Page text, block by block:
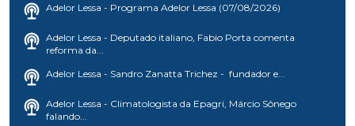
Adelor Lessa - Programa Adelor Lessa (07/08/2026)
Adelor Lessa - Deputado italiano, Fabio Porta comenta
reforma da...
Adelor Lessa - Sandro Zanatta Trichez - fundador e...
Adelor Lessa - Climatologista da Epagri, Márcio Sônego
falando...